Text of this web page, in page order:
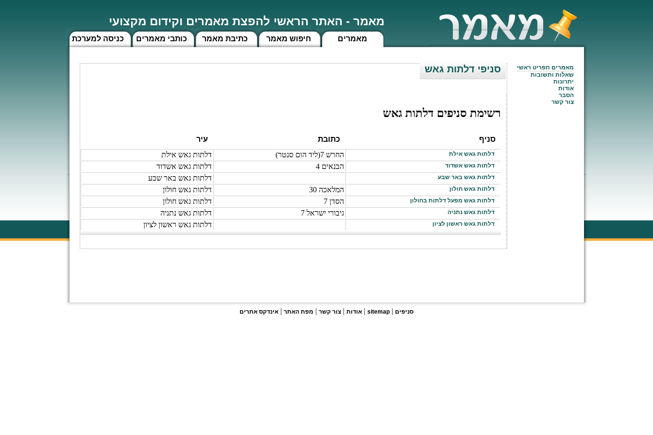
מאמר - האתר הראשי להפצת מאמרים וקידום מקצועי
כניסה למערכת כותבי מאמרים כתיבת מאמר חיפוש מאמר מאמרים
סניפי דלתות גאש
רשימת סניפים דלתות גאש
סניף כתובת עיר
דלתות גאש אילת החרש 7(ליד הום סנטר) דלתות גאש אילת
דלתות גאש אשדוד הבנאים 4 דלתות גאש אשדוד
דלתות גאש באר שבע דלתות גאש באר שבע
דלתות גאש חולון המלאכה 30 דלתות גאש חולון
דלתות גאש מפעל דלתות בחולון הסדן 7 דלתות גאש חולון
דלתות גאש נתניה גיבורי ישראל 7 דלתות גאש נתניה
דלתות גאש ראשון לציון דלתות גאש ראשון לציון
מאמרים תפריט ראשי
שאלות ותשובות
יתרונות
אודות
הסבר
צור קשר
אודות | צור קשר | מפת האתר | אינדקס אתרים | sitemap | סניפים